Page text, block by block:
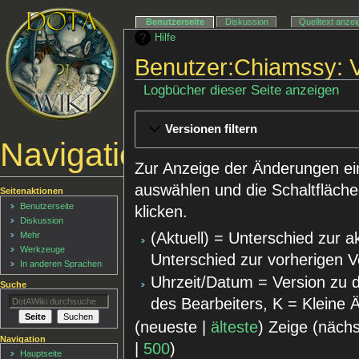
Hilfe
Benutzer:Chiamssy:
Logbücher dieser Seite anzeigen
Versionen filtern
Zur Anzeige der Änderungen
auswählen und die
klicken.
(Aktuell) = Unterschied zur
Unterschied zur vorherigen
Uhrzeit/Datum = Version zu
des Bearbeiters, K = Kleine
(neueste | älteste) Zeige
| 500)
Navigationsmenü
Benutzerseite Diskussion Quelltext
Seitenaktionen
Benutzerseite
Diskussion
Mehr
Werkzeuge
In anderen Sprachen
Suche
Navigation
Hauptseite